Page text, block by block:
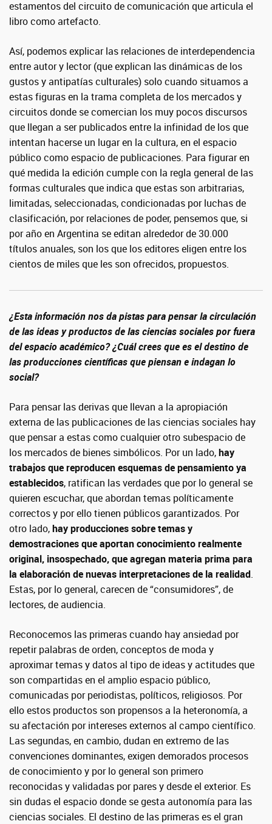
estamentos del circuito de comunicación que articula el
libro como artefacto.
Así, podemos explicar las relaciones de interdependencia
entre autor y lector (que explican las dinámicas de los
gustos y antipatías culturales) solo cuando situamos a
estas figuras en la trama completa de los mercados y
circuitos donde se comercian los muy pocos discursos
que llegan a ser publicados entre la infinidad de los que
intentan hacerse un lugar en la cultura, en el espacio
público como espacio de publicaciones. Para figurar en
qué medida la edición cumple con la regla general de las
formas culturales que indica que estas son arbitrarias,
limitadas, seleccionadas, condicionadas por luchas de
clasificación, por relaciones de poder, pensemos que, si
por año en Argentina se editan alrededor de 30.000
títulos anuales, son los que los editores eligen entre los
cientos de miles que les son ofrecidos, propuestos.
¿Esta información nos da pistas para pensar la circulación
de las ideas y productos de las ciencias sociales por fuera
del espacio académico? ¿Cuál crees que es el destino de
las producciones científicas que piensan e indagan lo
social?
Para pensar las derivas que llevan a la apropiación
externa de las publicaciones de las ciencias sociales hay
que pensar a estas como cualquier otro subespacio de
los mercados de bienes simbólicos. Por un lado,hay
trabajos que reproducen esquemas de pensamiento ya
establecidos, ratifican las verdades que por lo general se
quieren escuchar, que abordan temas políticamente
correctos y por ello tienen públicos garantizados. Por
otro lado,hay producciones sobre temas y
demostraciones que aportan conocimiento realmente
original, insospechado, que agregan materia prima para
la elaboración de nuevas interpretaciones de la realidad.
Estas, por lo general, carecen de “consumidores”, de
lectores, de audiencia.
Reconocemos las primeras cuando hay ansiedad por
repetir palabras de orden, conceptos de moda y
aproximar temas y datos al tipo de ideas y actitudes que
son compartidas en el amplio espacio público,
comunicadas por periodistas, políticos, religiosos. Por
ello estos productos son propensos a la heteronomía, a
su afectación por intereses externos al campo científico.
Las segundas, en cambio, dudan en extremo de las
convenciones dominantes, exigen demorados procesos
de conocimiento y por lo general son primero
reconocidas y validadas por pares y desde el exterior. Es
sin dudas el espacio donde se gesta autonomía para las
ciencias sociales. El destino de las primeras es el gran